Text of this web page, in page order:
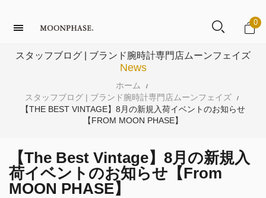
0
スタッフブログ | ブランド腕時計専門店ムーンフェイズ
News
ホーム /
スタッフブログ | ブランド腕時計専門店ムーンフェイズ /
【THE BEST VINTAGE】8月の新規入荷イベントのお知らせ
【FROM MOON PHASE】
【The Best Vintage】8月の新規入
荷イベントのお知らせ【From
MOON PHASE】